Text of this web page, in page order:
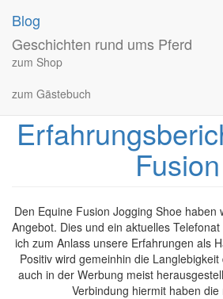
Blog
Geschichten rund ums Pferd
zum Shop
zum Gästebuch
Schlagwort:
Fusion
Fusion
Den Equine Fusion Jogging Shoe haben
Angebot. Dies und ein aktuelles
ich zum Anlass unsere Erfahrungen als
Positiv wird gemeinhin die
auch in der Werbung meist
Verbindung hiermit haben